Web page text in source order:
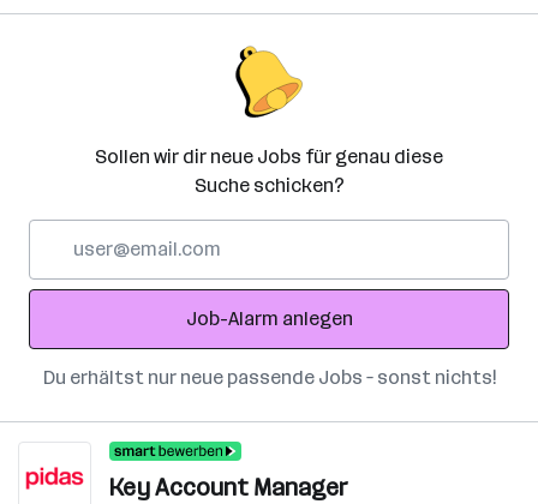
Sollen wir dir neue Jobs für genau diese
Suche schicken?
Adresse
Job-Alarm anlegen
Du erhältst nur neue passende Jobs – sonst nichts!
Key Account Manager